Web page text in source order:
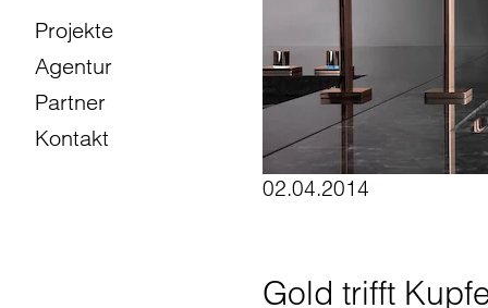
Projekte
Agentur
Partner
Kontakt
02.04.2014
Gold trifft